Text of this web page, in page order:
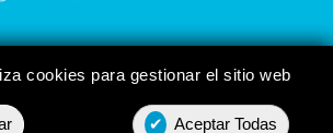
cookies para gestionar el sitio web
✔ Aceptar Todas